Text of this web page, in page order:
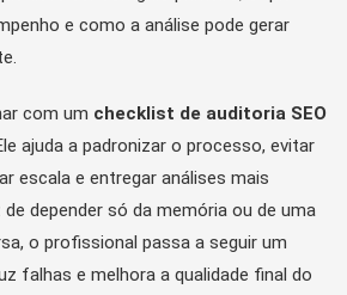
e como a análise pode gerar
com um checklist de auditoria SEO
ajuda a padronizar o processo, evitar
escala e entregar análises mais
depender só da memória ou de uma
o profissional passa a seguir um
falhas e melhora a qualidade final do